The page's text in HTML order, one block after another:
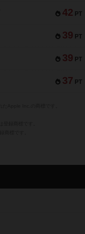
42 PT
39 PT
39 PT
37 PT